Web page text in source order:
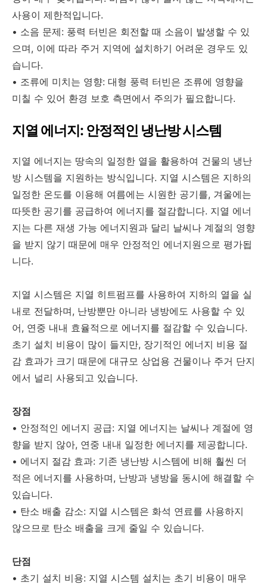
사용이 제한적입니다.
• 소음 문제: 풍력 터빈은 회전할 때 소음이 발생할 수 있
으며, 이에 따라 주거 지역에 설치하기 어려운 경우도 있
습니다.
• 조류에 미치는 영향: 대형 풍력 터빈은 조류에 영향을
미칠 수 있어 환경 보호 측면에서 주의가 필요합니다.
지열 에너지: 안정적인 냉난방 시스템
지열 에너지는 땅속의 일정한 열을 활용하여 건물의 냉난
방 시스템을 지원하는 방식입니다. 지열 시스템은 지하의
일정한 온도를 이용해 여름에는 시원한 공기를, 겨울에는
따뜻한 공기를 공급하여 에너지를 절감합니다. 지열 에너
지는 다른 재생 가능 에너지원과 달리 날씨나 계절의 영향
을 받지 않기 때문에 매우 안정적인 에너지원으로 평가됩
니다.
지열 시스템은 지열 히트펌프를 사용하여 지하의 열을 실
내로 전달하며, 난방뿐만 아니라 냉방에도 사용할 수 있
어, 연중 내내 효율적으로 에너지를 절감할 수 있습니다.
초기 설치 비용이 많이 들지만, 장기적인 에너지 비용 절
감 효과가 크기 때문에 대규모 상업용 건물이나 주거 단지
에서 널리 사용되고 있습니다.
장점
• 안정적인 에너지 공급: 지열 에너지는 날씨나 계절에 영
향을 받지 않아, 연중 내내 일정한 에너지를 제공합니다.
• 에너지 절감 효과: 기존 냉난방 시스템에 비해 훨씬 더
적은 에너지를 사용하며, 난방과 냉방을 동시에 해결할 수
있습니다.
• 탄소 배출 감소: 지열 시스템은 화석 연료를 사용하지
않으므로 탄소 배출을 크게 줄일 수 있습니다.
단점
• 초기 설치 비용: 지열 시스템 설치는 초기 비용이 매우